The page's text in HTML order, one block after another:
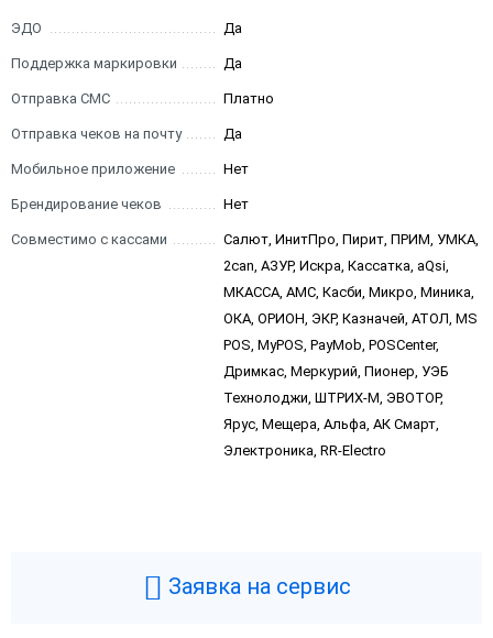
ЭДО Да
Поддержка маркировки Да
Отправка СМС Платно
Отправка чеков на почту Да
Мобильное приложение Нет
Брендирование чеков Нет
Совместимо с кассами
Салют, ИнитПро, Пирит, ПРИМ, УМКА,
2can, АЗУР, Искра, Кассатка, aQsi,
МКАССА, АМС, Касби, Микро, Миника,
ОКА, ОРИОН, ЭКР, Казначей, АТОЛ, MS
POS, MyPOS, PayMob, POSCenter,
Дримкас, Меркурий, Пионер, УЭБ
Технолоджи, ШТРИХ-М, ЭВОТОР,
Ярус, Мещера, Альфа, АК Смарт,
Электроника, RR-Electro
Заявка на сервис